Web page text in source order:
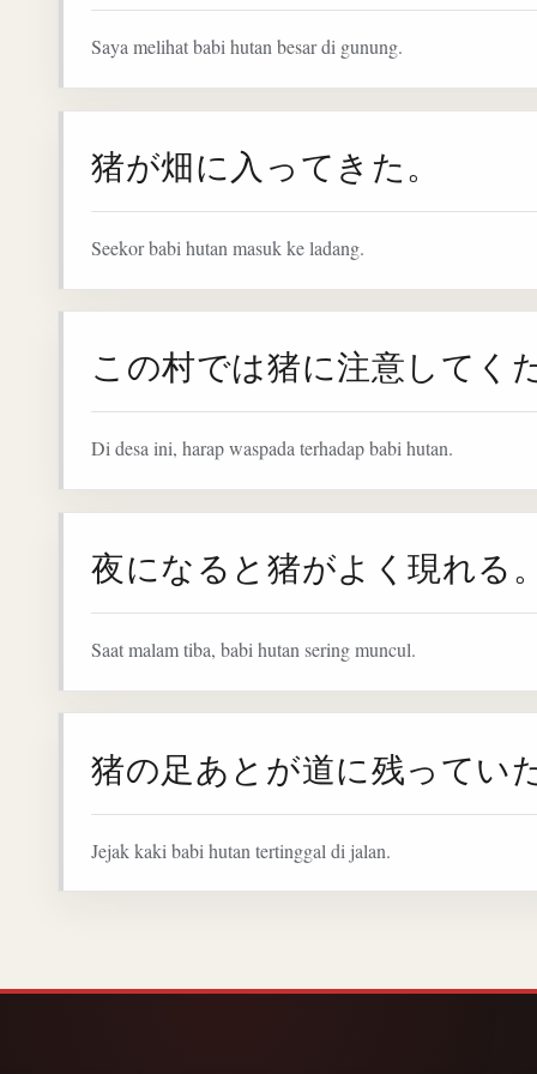
Saya melihat babi hutan besar di gunung.
猪が畑に入ってきた。
Seekor babi hutan masuk ke ladang.
この村では猪に注意してく
Di desa ini, harap waspada terhadap babi hutan.
夜になると猪がよく現れる
Saat malam tiba, babi hutan sering muncul.
猪の足あとが道に残ってい
Jejak kaki babi hutan tertinggal di jalan.